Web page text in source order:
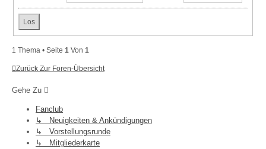
1 Thema • Seite 1 Von 1
Zurück Zur Foren-Übersicht
Gehe Zu
Fanclub
↳ Neuigkeiten & Ankündigungen
↳ Vorstellungsrunde
↳ Mitgliederkarte